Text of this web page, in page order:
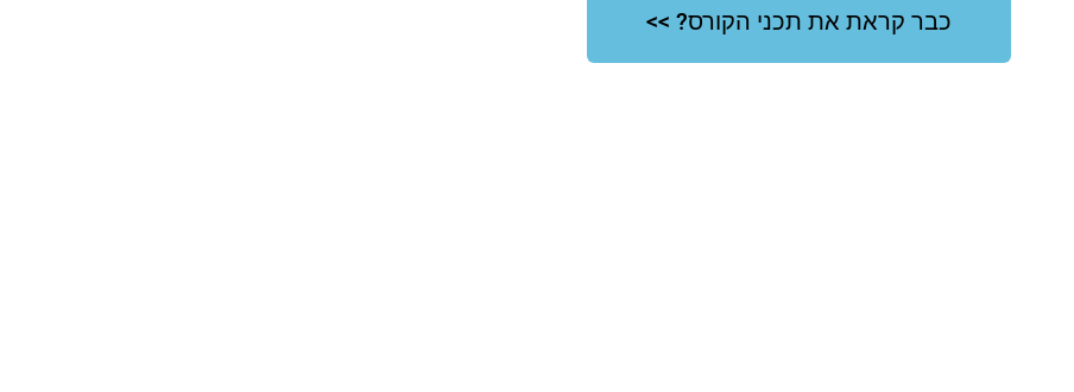
כבר קראת את תכני הקורס? >>